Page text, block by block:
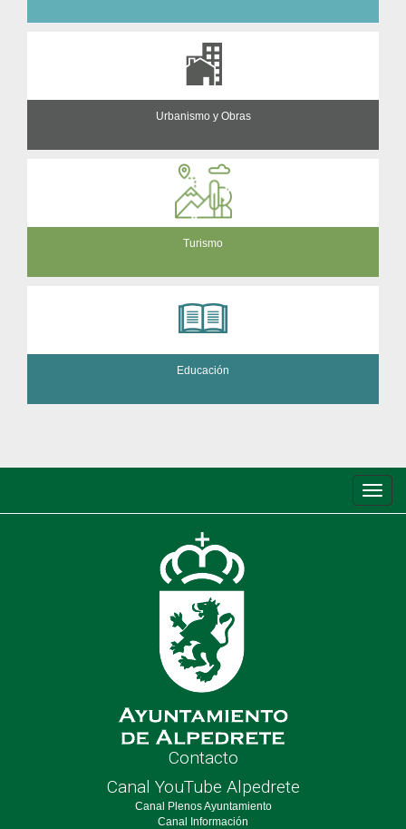
Urbanismo y Obras
Turismo
Educación
de
Contacto
Canal YouTube Alpedrete
Canal Plenos Ayuntamiento
Canal Información